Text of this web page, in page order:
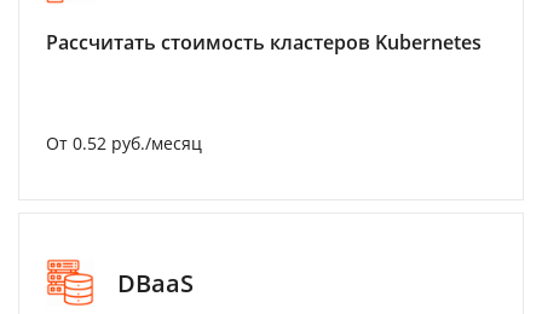
Рассчитать стоимость кластеров Kubernetes
От 0.52 руб./месяц
DBaaS